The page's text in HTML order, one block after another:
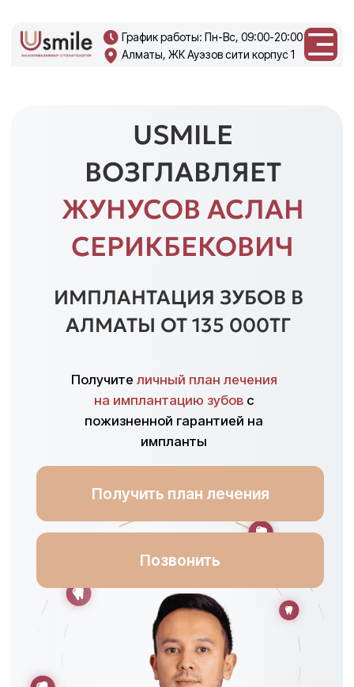
Алматы, ЖК Ауэзов сити корпус 1
пожизненной гарантией на
импланты
ВОЗГЛАВЛЯЕТ
ЖУНУСОВ АСЛАН
СЕРИКБЕКОВИЧ
ИМПЛАНТАЦИЯ ЗУБОВ В
АЛМАТЫ ОТ 135 000ТГ
Позвонить
Имплантолог и хирург,
входящий в
ТОП-3 лучших
специалистов Казахстана